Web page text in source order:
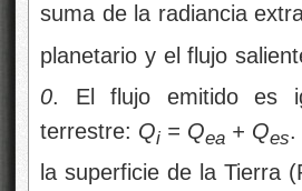
suma de la radiancia
planetario y el flujo
0. El flujo emitido es
terrestre: Qi = Qea + Qes.
la superficie de la Tierra